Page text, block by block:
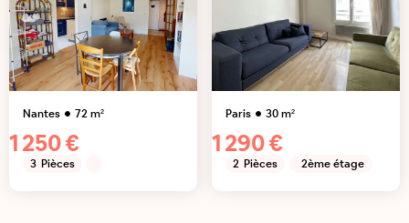
Nantes 72m²
1 250 €
3 Pièces
Paris 30m²
1 290 €
2 Pièces 2ème étage